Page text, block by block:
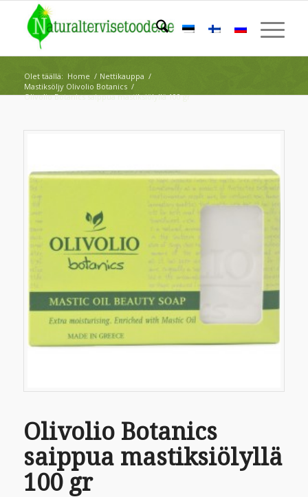
Olet täällä: Home / Nettikauppa /
Mastiksöljy Olivolio Botanics /
Olivolio Botanics saippua mastiksiölyllä 100 gr
Olivolio Botanics
saippua mastiksiölyllä
100 gr